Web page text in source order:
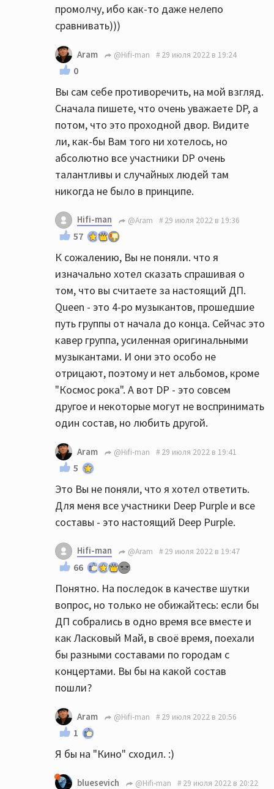
промолчу, ибо как-то даже нелепо
сравнивать)))
Aram @Hifi-man 29 июля 2022 в 19:24
0
Вы сам себе противоречить, на мой взгляд.
Сначала пишете, что очень уважаете DP, а
потом, что это проходной двор. Видите
ли, как-бы Вам того ни хотелось, но
абсолютно все участники DP очень
талантливы и случайных людей там
никогда не было в принципе.
Hifi-man @Aram 29 июля 2022 в 19:36
57
К сожалению, Вы не поняли. что я
изначально хотел сказать спрашивая о
том, что вы считаете за настоящий ДП.
Queen - это 4-ро музыкантов, прошедшие
путь группы от начала до конца. Сейчас это
кавер группа, усиленная оригинальными
музыкантами. И они это особо не
отрицают, поэтому и нет альбомов, кроме
"Космос рока". А вот DP - это совсем
другое и некоторые могут не воспринимать
один состав, но любить другой.
Aram @Hifi-man 29 июля 2022 в 19:41
5
Это Вы не поняли, что я хотел ответить.
Для меня все участники Deep Purple и все
составы - это настоящий Deep Purple.
Hifi-man @Aram 29 июля 2022 в 19:47
66
Понятно. На последок в качестве шутки
вопрос, но только не обижайтесь: если бы
ДП собрались в одно время все вместе и
как Ласковый Май, в своё время, поехали
бы разными составами по городам с
концертами. Вы бы на какой состав
пошли?
Aram @Hifi-man 29 июля 2022 в 20:56
1
Я бы на "Кино" сходил. :)
bluesevich @Hifi-man 29 июля 2022 в 20:22